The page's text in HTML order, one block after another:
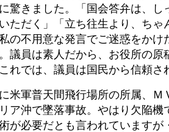
驚きました。「国会答弁は、し
ただく」「立ち往生より、ち
の不用意な発言でご迷惑をかけ
議員は素人だから、お役所の
れでは、議員は国民から信頼さ
米軍普天間飛行場所の所属、Ｍ
ア沖で墜落事故。やはり欠陥機
が必要だとも言われていますが